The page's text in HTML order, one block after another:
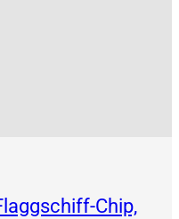
Chip,